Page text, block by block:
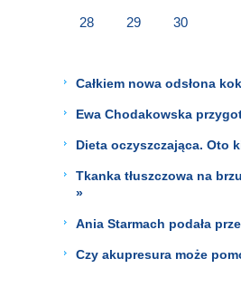
28 29 30
Całkiem nowa odsłona
Ewa Chodakowska
Dieta oczyszczająca. Oto
Tkanka tłuszczowa na
»
Ania Starmach podała
Czy akupresura może